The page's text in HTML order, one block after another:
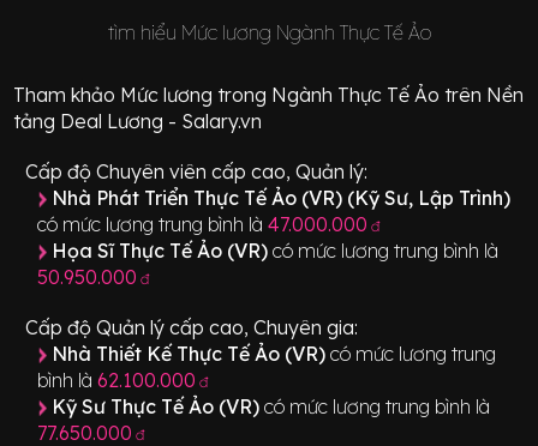
tìm hiểu Mức lương Ngành Thực Tế Ảo
Tham khảo Mức lương trong Ngành Thực Tế Ảo trên Nền
tảng Deal Lương - Salary.vn
Cấp độ Chuyên viên cấp cao, Quản lý:
Nhà Phát Triển Thực Tế Ảo (VR) (Kỹ Sư, Lập Trình)
có mức lương trung bình là47.000.000 đ
Họa Sĩ Thực Tế Ảo (VR)có mức lương trung bình là
50.950.000 đ
Cấp độ Quản lý cấp cao, Chuyên gia:
Nhà Thiết Kế Thực Tế Ảo (VR)có mức lương trung
bình là62.100.000 đ
Kỹ Sư Thực Tế Ảo (VR)có mức lương trung bình là
77.650.000 đ